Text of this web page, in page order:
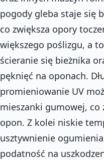
pogody gleba staje się
co zwiększa opory
większego poślizgu, a
ścieranie się bieżnika
pęknięć na oponach.
promieniowanie UV
mieszanki gumowej, co
opon. Z kolei niskie
usztywnienie
podatność na